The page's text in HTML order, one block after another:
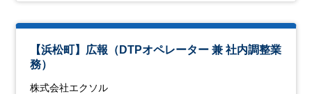
【浜松町】広報（DTPオペレーター 兼 社内調整業
務）
株式会社エクソル